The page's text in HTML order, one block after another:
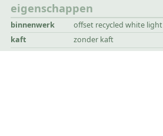
eigenschappen
binnenwerk offset recycled white light
kaft
zonder kaft